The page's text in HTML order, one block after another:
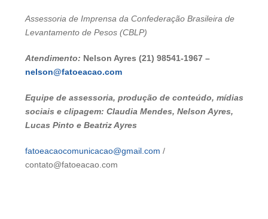
Assessoria de Imprensa da Confederação Brasileira de
Levantamento de Pesos (CBLP)
Atendimento: Nelson Ayres (21) 98541-1967 –
nelson@fatoeacao.com
Equipe de assessoria, produção de conteúdo, mídias
sociais e clipagem: Claudia Mendes, Nelson Ayres,
Lucas Pinto e Beatriz Ayres
fatoeacaocomunicacao@gmail.com /
contato@fatoeacao.com